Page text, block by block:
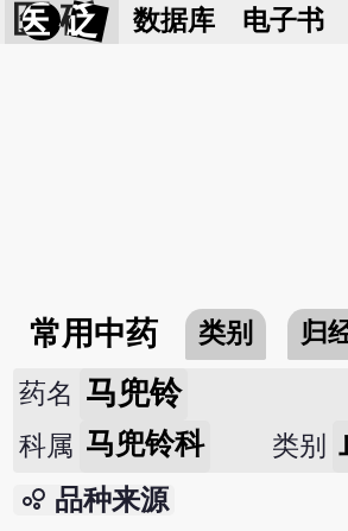
医 砭 数据库 电子书
常用中药 类别 归
药名 马兜铃
科属 马兜铃科 类别
bubble_chart 品种来源